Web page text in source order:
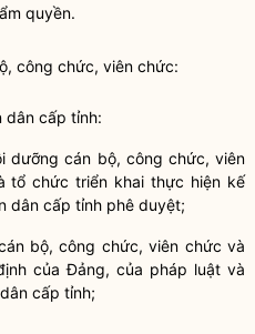
quyền.
công chức, viên chức:
dân cấp tỉnh:
dưỡng cán bộ, công chức, viên
tổ chức triển khai thực hiện kế
dân cấp tỉnh phê duyệt;
bộ, công chức, viên chức và
của Đảng, của pháp luật và
cấp tỉnh;